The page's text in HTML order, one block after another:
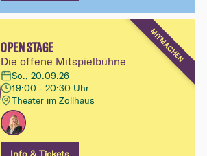
MITMACHEN
OPEN STAGE
Die offene Mitspielbühne
So., 20.09.26
19:00 - 20:30 Uhr
Theater im Zollhaus